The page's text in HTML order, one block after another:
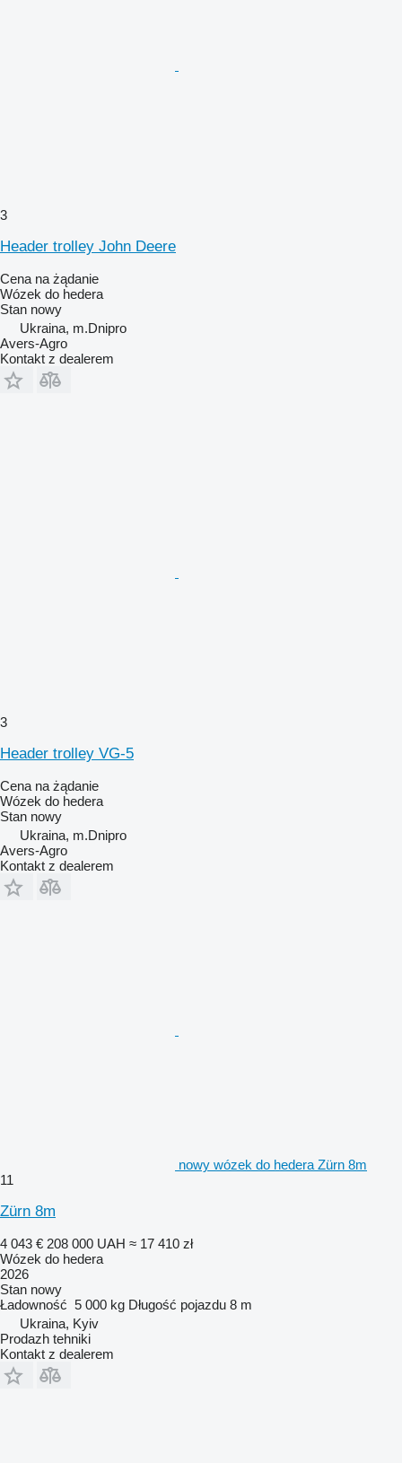
3
Header trolley John Deere
Cena na żądanie
Wózek do hedera
Stan nowy
Ukraina, m.Dnipro
Avers-Agro
Kontakt z dealerem
3
Header trolley VG-5
Cena na żądanie
Wózek do hedera
Stan nowy
Ukraina, m.Dnipro
Avers-Agro
Kontakt z dealerem
nowy wózek do hedera Zürn 8m
11
Zürn 8m
4 043 € 208 000 UAH ≈ 17 410 zł
Wózek do hedera
2026
Stan nowy
Ładowność 5 000 kg Długość pojazdu 8 m
Ukraina, Kyiv
Prodazh tehniki
Kontakt z dealerem